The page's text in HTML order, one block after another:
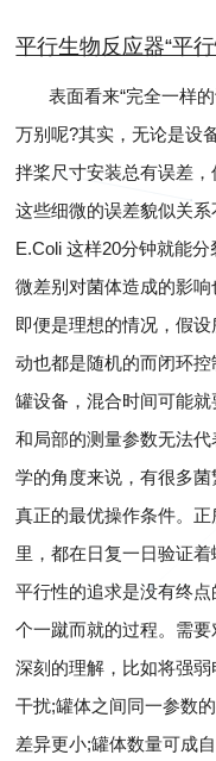
平行生物反应器“平
表面看来“完全一样的
万别呢?其实，无论是设
拌桨尺寸安装总有误差，
这些细微的误差貌似关
E.Coli 这样20分钟就能
微差别对菌体造成的影响
即便是理想的情况，假
动也都是随机的而闭环
罐设备，混合时间可能
和局部的测量参数无法
学的角度来说，有很多
真正的最优操作条件。
里，都在日复一日验证
平行性的追求是没有终
个一蹴而就的过程。需
深刻的理解，比如将强
干扰;罐体之间同一参数
差异更小;罐体数量可成